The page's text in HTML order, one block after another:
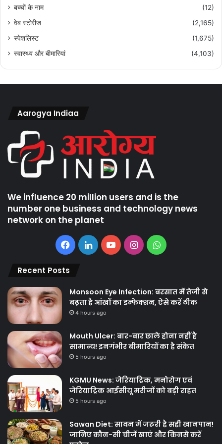
बच्चों के नाम
(12)
वेब स्टोरीज
(2,165)
स्पेशलिस्ट
(1,675)
स्वास्थ्य और बीमारियां
(4,103)
Aarogya Indiaa
We influence 20 million users and is the
number one business and technology news
network on the planet
Facebook
LinkedInYouTubeInstagramWhatsApp
Recent Posts
Monsoon Eye Infection: बरसात में तेजी से
बढ़ता है आंखों का इन्फेक्शन, ऐसे करें ठीक
4 hours ago
Mouth Ulcer: बार-बार छाले होना नहीं है
सामान्य! इनगंभीर बीमारियों का है संकेत
5 hours ago
KGMU News: जेरियाट्रिक, मनोरोग एवं
जेरियाट्रिक आईसीयू मरीजों को बड़ी राहत
5 hours ago
Sawan Diet: सावन में जरूरी है सही खानपान!
जानिए कौन-सी चीजें खाएं और किनसे करें